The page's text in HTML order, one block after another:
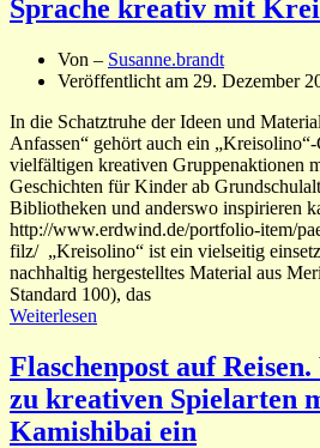
Sprache kreativ mit
Von – Susanne.brandt
Veröffentlicht am 29. Dezember
In die Schatztruhe der Ideen und
Anfassen“ gehört auch ein
vielfältigen kreativen Gruppenaktionen
Geschichten für Kinder ab
Bibliotheken und anderswo inspirieren
http://www.erdwind.de/portfolio-item/
filz/ „Kreisolino“ ist ein vielseitig
nachhaltig hergestelltes Material aus
Standard 100), das
Weiterlesen
Flaschenpost auf
zu kreativen Spielarten
Kamishibai ein